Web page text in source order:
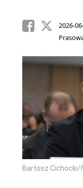
2026-
Bartosz Cichocki/